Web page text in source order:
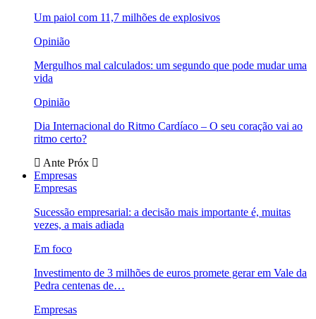
Um paiol com 11,7 milhões de explosivos
Opinião
Mergulhos mal calculados: um segundo que pode mudar uma
vida
Opinião
Dia Internacional do Ritmo Cardíaco – O seu coração vai ao
ritmo certo?
Ante Próx
Empresas
Empresas
Sucessão empresarial: a decisão mais importante é, muitas
vezes, a mais adiada
Em foco
Investimento de 3 milhões de euros promete gerar em Vale da
Pedra centenas de…
Empresas